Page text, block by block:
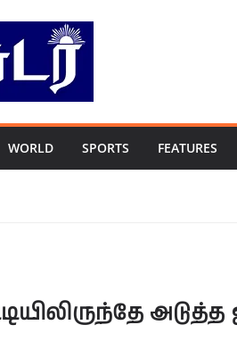
WORLD SPORTS FEATURES
அடுத்த